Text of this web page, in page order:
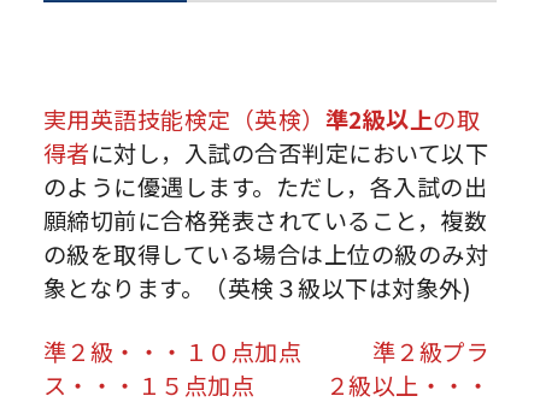
実用英語技能検定（英検） 準2級以上の取
得者に対し，入試の合否判定において以下
のように優遇します。ただし，各入試の出
願締切前に合格発表されていること，複数
の級を取得している場合は上位の級のみ対
象となります。（英検３級以下は対象外)
準２級・・・１０点加点 準２級プラ
ス・・・１５点加点 ２級以上・・・